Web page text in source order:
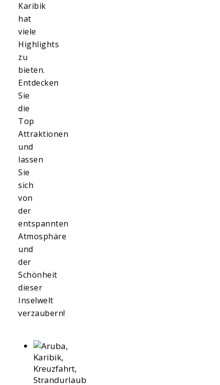
Karibik
hat
viele
Highlights
zu
bieten.
Entdecken
Sie
die
Top
Attraktionen
und
lassen
Sie
sich
von
der
entspannten
Atmosphäre
und
der
Schönheit
dieser
Inselwelt
verzaubern!